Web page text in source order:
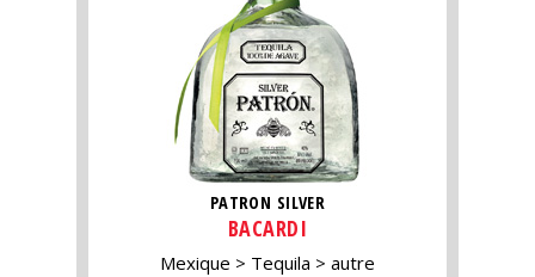
PATRON SILVER
BACARDI
Mexique Tequila autre